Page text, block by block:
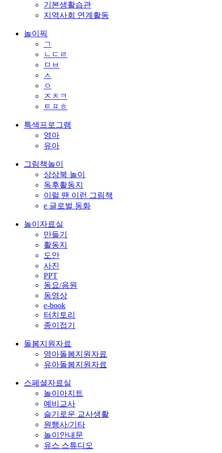
기본생활습관
지역사회 연계활동
놀이픽
ㄱ
ㄴㄷㄹ
ㅁㅂ
ㅅ
ㅇ
ㅈㅊㅋ
ㅌㅍㅎ
특색프로그램
영아
유아
그림책놀이
상상북 놀이
독후활동지
이럴 땐 이런 그림책
e 글로벌 동화
놀이자료실
만들기
활동지
도안
사진
PPT
동요/음원
동영상
e-book
터치토리
종이접기
돌봄지원자료
영아돌봄지원자료
유아돌봄지원자료
스페셜자료실
놀이아지트
예비교사
슬기로운 교사생활
원행사/기타
놀이안내문
유스 스튜디오